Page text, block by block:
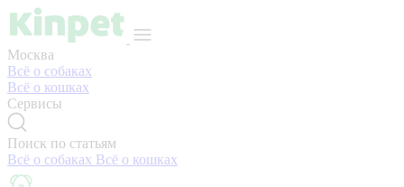
Москва
Всё о собаках
Всё о кошках
Сервисы
Поиск по статьям
Всё о собаках Всё о кошках